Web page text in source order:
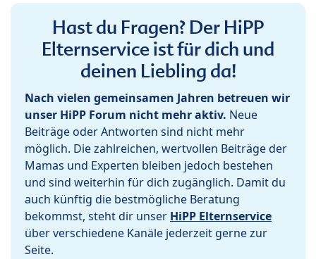
Hast du Fragen? Der HiPP
Elternservice ist für dich und
deinen Liebling da!
Nach vielen gemeinsamen Jahren betreuen wir
unser HiPP Forum nicht mehr aktiv. Neue
Beiträge oder Antworten sind nicht mehr
möglich. Die zahlreichen, wertvollen Beiträge der
Mamas und Experten bleiben jedoch bestehen
und sind weiterhin für dich zugänglich. Damit du
auch künftig die bestmögliche Beratung
bekommst, steht dir unser HiPP Elternservice
über verschiedene Kanäle jederzeit gerne zur
Seite.